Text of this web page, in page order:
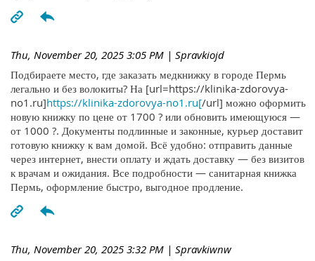
Thu, November 20, 2025 3:05 PM | Spravkiojd
Подбираете место, где заказать медкнижку в городе Пермь
легально и без волокиты? На [url=https://klinika-zdorovya-
no1.ru]https://klinika-zdorovya-no1.ru[/url] можно оформить
новую книжку по цене от 1700 ? или обновить имеющуюся —
от 1000 ?. Документы подлинные и законные, курьер доставит
готовую книжку к вам домой. Всё удобно: отправить данные
через интернет, внести оплату и ждать доставку — без визитов
к врачам и ожидания. Все подробности — санитарная книжка
Пермь, оформление быстро, выгодное продление.
Thu, November 20, 2025 3:32 PM | Spravkiwnw